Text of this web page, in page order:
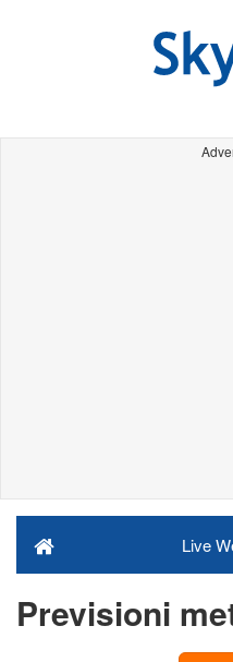
Live
Previsioni